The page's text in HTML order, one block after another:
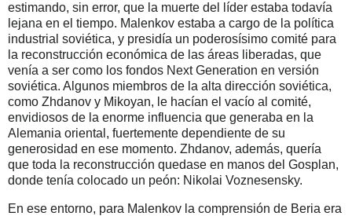
estimando, sin error, que la muerte del líder estaba todavía
lejana en el tiempo. Malenkov estaba a cargo de la política
industrial soviética, y presidía un poderosísimo comité para
la reconstrucción económica de las áreas liberadas, que
venía a ser como los fondos Next Generation en versión
soviética. Algunos miembros de la alta dirección soviética,
como Zhdanov y Mikoyan, le hacían el vacío al comité,
envidiosos de la enorme influencia que generaba en la
Alemania oriental, fuertemente dependiente de su
generosidad en ese momento. Zhdanov, además, quería
que toda la reconstrucción quedase en manos del Gosplan,
donde tenía colocado un peón: Nikolai Voznesensky.
En ese entorno, para Malenkov la comprensión de Beria era